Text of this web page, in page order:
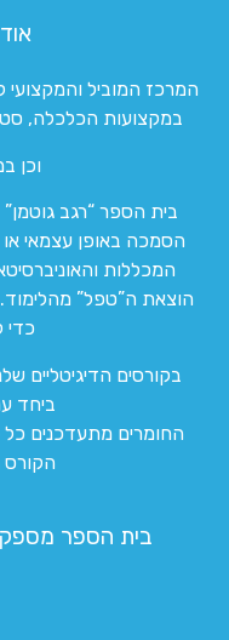
במקצועות הכלכלה,
וכן
בית הספר “רגב
הסמכה באופן עצמאי
המכללות
הוצאת ה”טפל”
כדי
בקורסים הדיגיטליים
ביחד
החומרים מתעדכנים
הקורס
בית הספר מספק